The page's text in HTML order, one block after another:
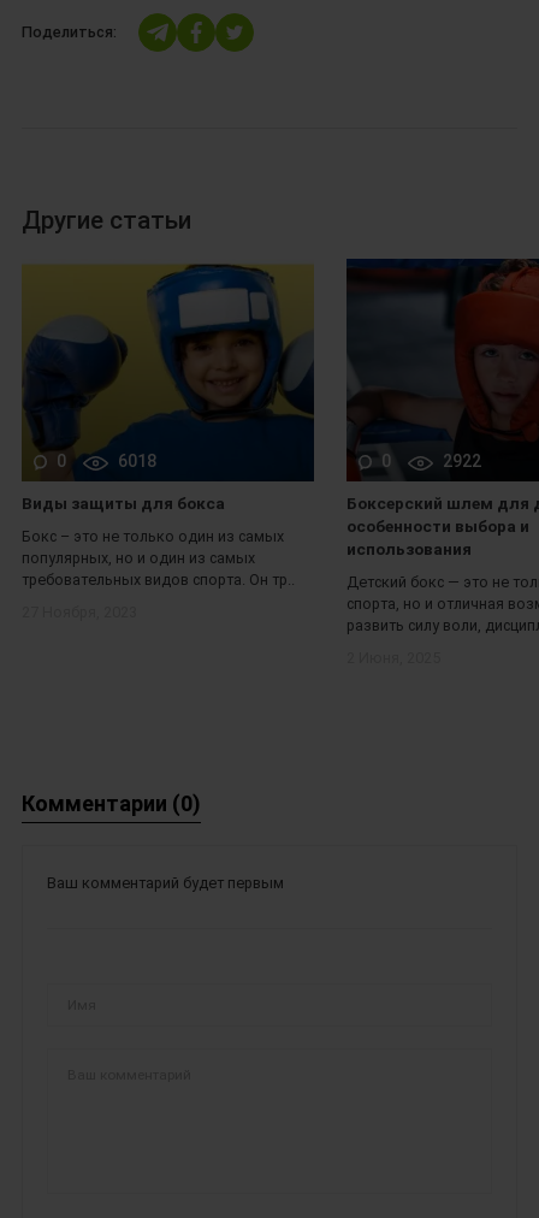
Поделиться:
Другие статьи
0 6018
Виды защиты для бокса
Бокс – это не только один из самых
популярных, но и один из самых
требовательных видов спорта. Он тр..
0 2922
Боксерский шлем для
особенности выбора и
использования
Детский бокс — это не
спорта, но и отличная
развить силу воли,
Комментарии (0)
Ваш комментарий будет первым